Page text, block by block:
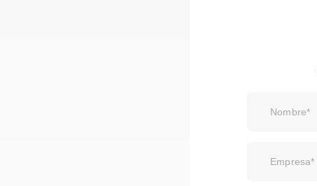
Nombre*
Empresa*